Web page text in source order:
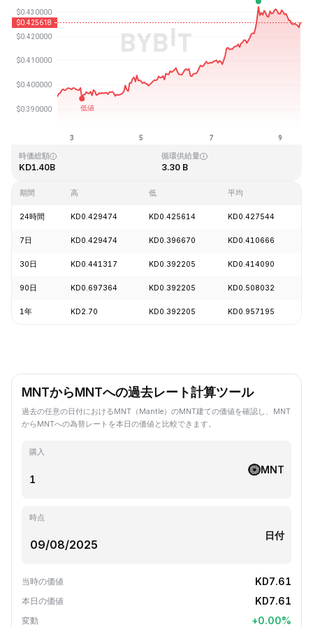
最終更新日時：2026-08-09、13:38 GMT+0
KD0.307978
時価総額
KD1.40B
循環供給量
3.30 B
期間 高 低 平均
24時間 KD0.429474 KD0.425614 KD0.427544
7日 KD0.429474 KD0.396670 KD0.410666
30日 KD0.441317 KD0.392205 KD0.414090
90日 KD0.697364 KD0.392205 KD0.508032
1年 KD2.70 KD0.392205 KD0.957195
MNTからMNTへの過去レート計算ツール
過去の任意の日付におけるMNT（Mantle）のMNT建ての価値を確認し、MNT
からMNTへの為替レートを本日の価値と比較できます。
購入
MNT
時点
日付
当時の価値 KD7.61
本日の価値 KD7.61
変動 +0.00%